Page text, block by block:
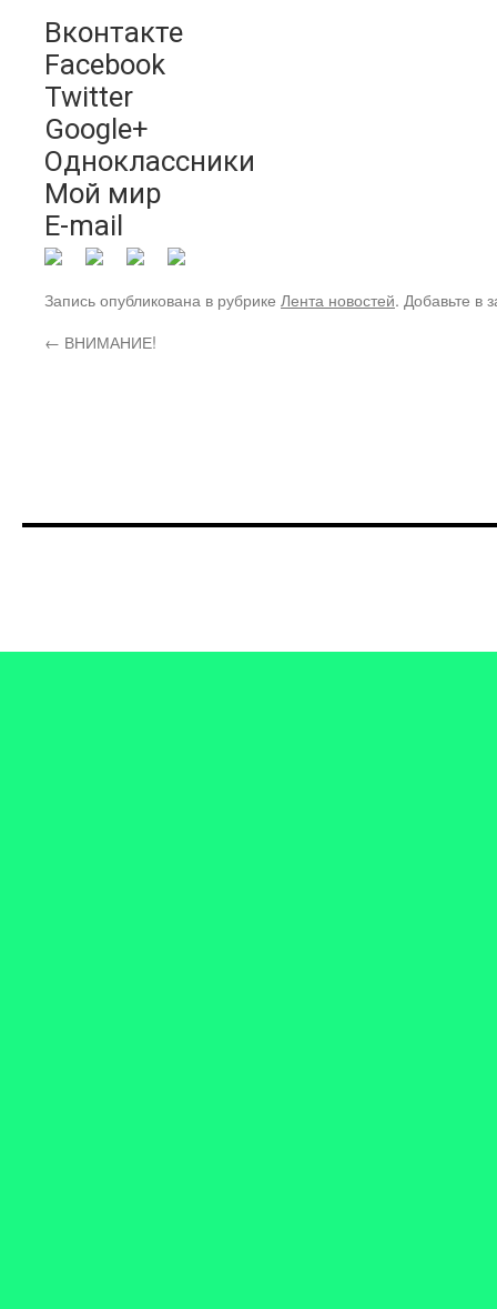
Вконтакте
Facebook
Twitter
Google+
Одноклассники
Мой мир
E-mail
Запись опубликована в рубрике Лента новостей. Добавьте в
← ВНИМАНИЕ!